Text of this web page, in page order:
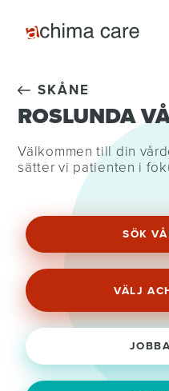
SKÅNE
ROSLUNDA
Välkommen till din
sätter vi patienten i
SÖK
VÄLJ